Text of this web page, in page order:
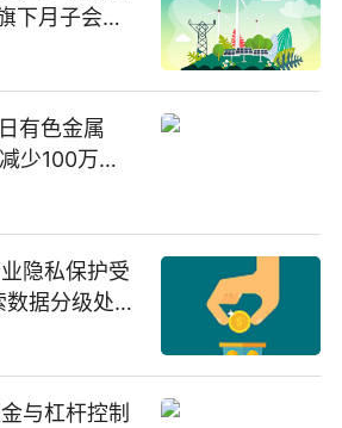
下月子会所
有色金属
少100万
、洛阳钼
隐私保护受
据分级处理
与杠杆控制